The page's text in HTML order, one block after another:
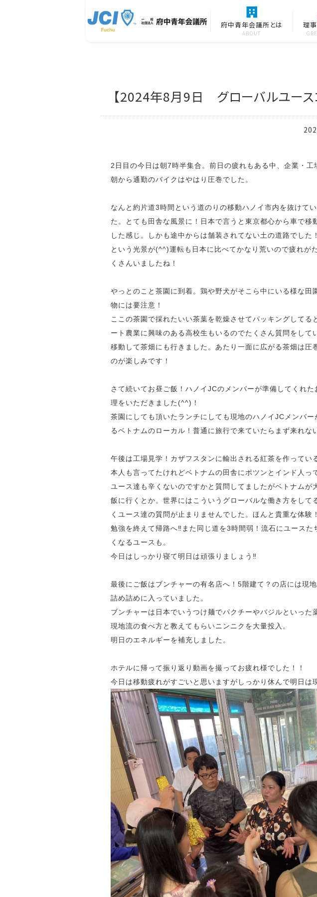
府中青年会議所とは
ABOUT
理
【2024年8月9日 グローバルユー
2日目の今日は朝7時半集合。前日の疲れもある中、企業・工
朝から通勤のバイクはやはり圧巻でした。
なんと約片道3時間という道のりの移動ハノイ市内を抜けて
た。とても田舎な風景に！日本で言うと東京都心から車で移
した感じ。しかも途中からは舗装されてない土の道路でした
という光景が(^^)運転も日本に比べてかなり荒いので疲れが
くさんいましたね！
やっとのこと茶園に到着。鶏や野犬がそこら中にいる様な田
物には要注意！
ここの茶園で採れたいい茶葉を乾燥させてパッキングしてる
ート農業に興味のある高校生もいるのでたくさん質問をして
移動して茶畑にも行きました。あたり一面に広がる茶畑は圧
のが楽しみです！
さて続いてお昼ご飯！ハノイJCのメンバーが準備してくれ
理をいただきました(^^)！
茶園にしても頂いたランチにしても現地のハノイJCメンバ
るベトナムのローカル！普通に旅行で来ていたらまず来れな
午後は工場見学！カザフスタンに輸出される紅茶を作ってい
本人も言ってたけれどベトナムの田舎にポツンとインド人っ
ユース達も辛くないのですかと質問してましたがベトナムが
飯に行くとか。世界にはこういうグローバルな働き方をして
くユース達の質問が止まりませんでした。ほんと貴重な体験！
勉強を終えて帰路へ‼️また同じ道を3時間弱！流石にユースた
くなるユースも。
今日はしっかり寝て明日は頑張りましょう‼️
最後にご飯はブンチャーの有名店へ！5階建て？の店には現
詰め詰めに入っていました。
ブンチャーは日本でいうつけ麺でパクチーやバジルといった
現地流の食べ方と教えてもらいニンニクを大量投入。
明日のエネルギーを補充しました。
ホテルに帰って振り返り動画を撮ってお疲れ様でした！！
今日は移動疲れがすごいと思いますがしっかり休んで明日は